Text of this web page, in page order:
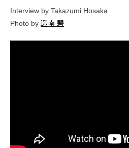
Interview by Takazumi Hosaka
Photo by 遥南 碧